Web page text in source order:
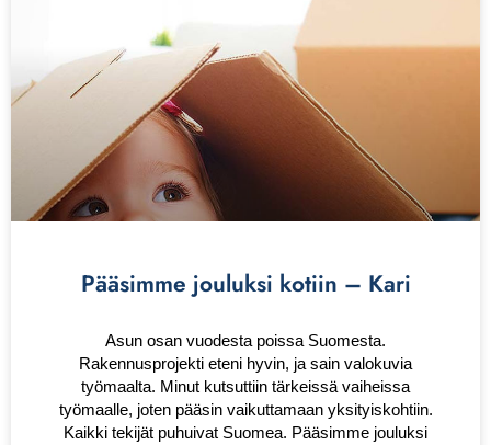
Pääsimme jouluksi kotiin – Kari
Asun osan vuodesta poissa Suomesta.
Rakennusprojekti eteni hyvin, ja sain valokuvia
työmaalta. Minut kutsuttiin tärkeissä vaiheissa
työmaalle, joten pääsin vaikuttamaan yksityiskohtiin.
Kaikki tekijät puhuivat Suomea. Pääsimme jouluksi